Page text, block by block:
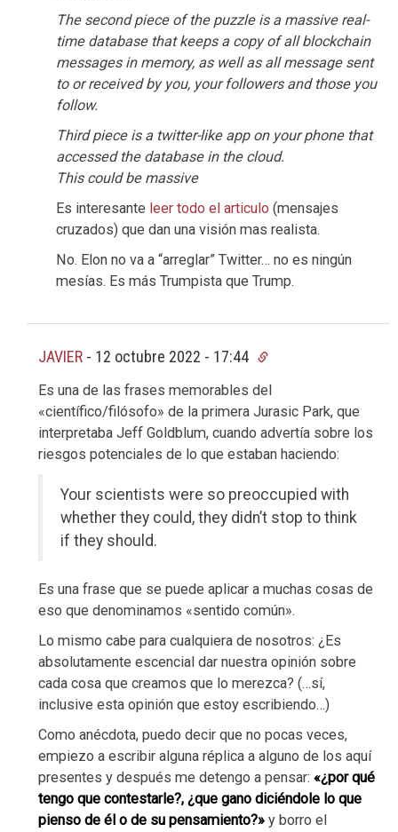
The second piece of the puzzle is a massive real-
time database that keeps a copy of all blockchain
messages in memory, as well as all message sent
to or received by you, your followers and those you
follow.
Third piece is a twitter-like app on your phone that
accessed the database in the cloud.
This could be massive
Es interesante leer todo el articulo (mensajes
cruzados) que dan una visión mas realista.
No. Elon no va a “arreglar” Twitter… no es ningún
mesías. Es más Trumpista que Trump.
JAVIER - 12 octubre 2022 - 17:44
Es una de las frases memorables del
«científico/filósofo» de la primera Jurasic Park, que
interpretaba Jeff Goldblum, cuando advertía sobre los
riesgos potenciales de lo que estaban haciendo:
Your scientists were so preoccupied with
whether they could, they didn’t stop to think
if they should.
Es una frase que se puede aplicar a muchas cosas de
eso que denominamos «sentido común».
Lo mismo cabe para cualquiera de nosotros: ¿Es
absolutamente escencial dar nuestra opinión sobre
cada cosa que creamos que lo merezca? (…sí,
inclusive esta opinión que estoy escribiendo…)
Como anécdota, puedo decir que no pocas veces,
empiezo a escribir alguna réplica a alguno de los aquí
presentes y después me detengo a pensar: «¿por qué
tengo que contestarle?, ¿que gano diciéndole lo que
pienso de él o de su pensamiento?» y borro el